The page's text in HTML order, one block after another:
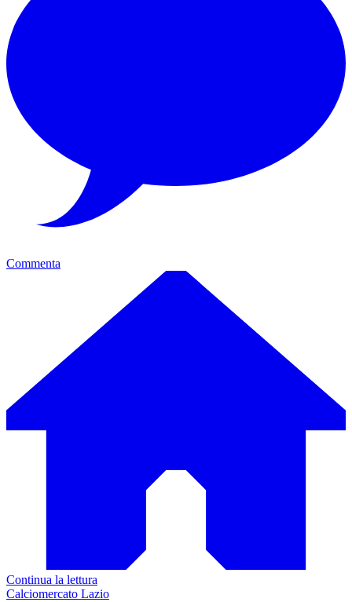
Commenta
Continua la lettura
Calciomercato Lazio